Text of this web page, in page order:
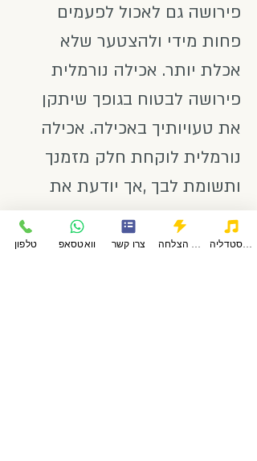
פירושה גם לאכול לפעמים
פחות מידי ולהצטער שלא
אכלת יותר. אכילה נורמלית
פירושה לבטוח בגופך שיתקן
את טעויותיך באכילה. אכילה
נורמלית לוקחת חלק מזמנך
ותשומת לבך ,אך יודעת את
מקומה בתחום חשוב אחד
בלבד בחייך.
טלפון וואטסאפ צרו קשר